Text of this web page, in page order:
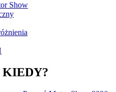
Show
KIEDY?